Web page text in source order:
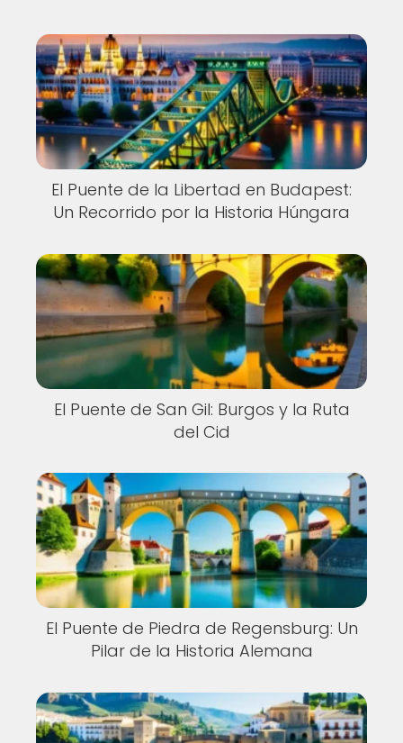
El Puente de la Libertad en Budapest:
Un Recorrido por la Historia Húngara
El Puente de San Gil: Burgos y la Ruta
del Cid
El Puente de Piedra de Regensburg: Un
Pilar de la Historia Alemana